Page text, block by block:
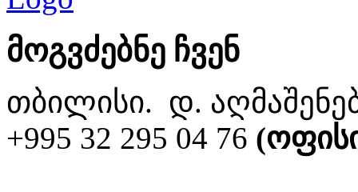
მოგვძებნე ჩვენ
თბილისი. დ.
+995 32 295 04 76